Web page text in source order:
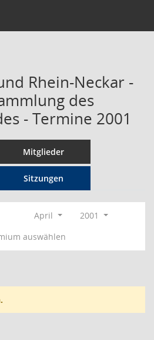
Rhein-Neckar -
des
- Termine 2001
Mitglieder
Sitzungen
April
2001
auswählen